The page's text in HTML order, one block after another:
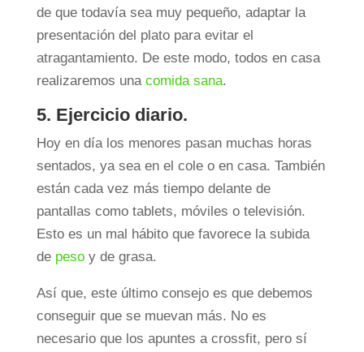
de que todavía sea muy pequeño, adaptar la
presentación del plato para evitar el
atragantamiento. De este modo, todos en casa
realizaremos una comida sana.
5. Ejercicio diario.
Hoy en día los menores pasan muchas horas
sentados, ya sea en el cole o en casa. También
están cada vez más tiempo delante de
pantallas como tablets, móviles o televisión.
Esto es un mal hábito que favorece la subida
de pesoy de grasa.
Así que, este último consejo es que debemos
conseguir que se muevan más. No es
necesario que los apuntes a crossfit, pero sí